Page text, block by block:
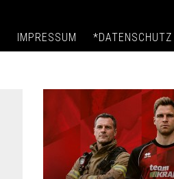
IMPRESSUM *DATENSCHUTZ